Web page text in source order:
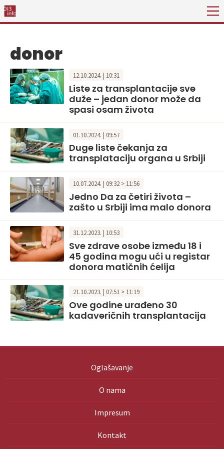
donor
12.10.2024. | 10:31
Liste za transplantacije sve
duže – jedan donor može da
spasi osam života
01.10.2024. | 09:57
Duge liste čekanja za
transplataciju organa u Srbiji
10.07.2024. | 09:32 > 11:56
Jedno Da za četiri života –
zašto u Srbiji ima malo donora
31.12.2023. | 10:53
Sve zdrave osobe između 18 i
45 godina mogu ući u registar
donora matičnih ćelija
21.10.2023. | 07:51 > 11:19
Ove godine urađeno 30
kadaveričnih transplantacija
Oglašavanje
O nama
Impresum
Kontakt